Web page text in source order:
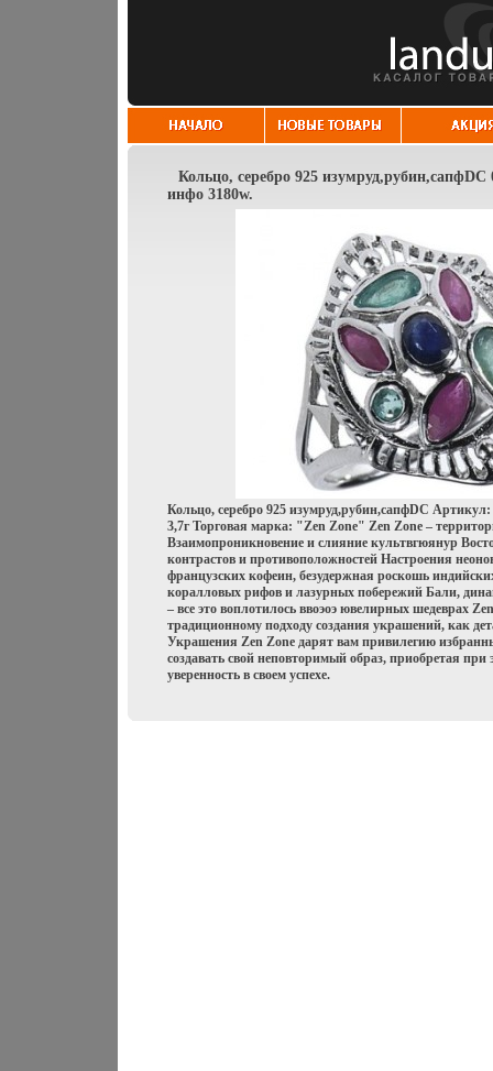
Кольцо, серебро 925 изумруд,рубин,сапфDC
инфо 3180w.
Кольцо, серебро 925 изумруд,рубин,сапфDC
3,7г Торговая марка: "Zen Zone" Zen Zone –
Взаимопроникновение и слияние культвгюянур
контрастов и противоположностей Настроения
французских кофеин, безудержная роскошь
коралловых рифов и лазурных побережий Бали,
– все это воплотилось ввоэоэ ювелирных шедеврах
традиционному подходу создания украшений, как
Украшения Zen Zone дарят вам привилегию
создавать свой неповторимый образ, приобретая при
уверенность в своем успехе.